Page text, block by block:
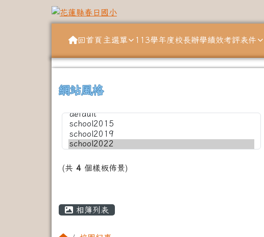
花蓮縣春日國小
回首頁 主選單 113學年度校長辦學績效考評表件
網站風格
(共 4個樣板佈景)
主內容區域
相簿列表